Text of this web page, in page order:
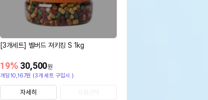
[3개세트] 벨버드 져키킹 S 1kg
30,500원
19%
개당10,167원 (3개 세트 구입시 )
자세히